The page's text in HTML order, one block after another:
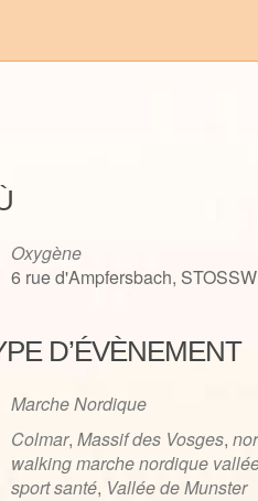
Oxygène
6 rue d'Ampfersbach,
D’ÉVÈNEMENT
Marche Nordique
Colmar, Massif des Vosges,
walking marche nordique
sport santé, Vallée de Munster